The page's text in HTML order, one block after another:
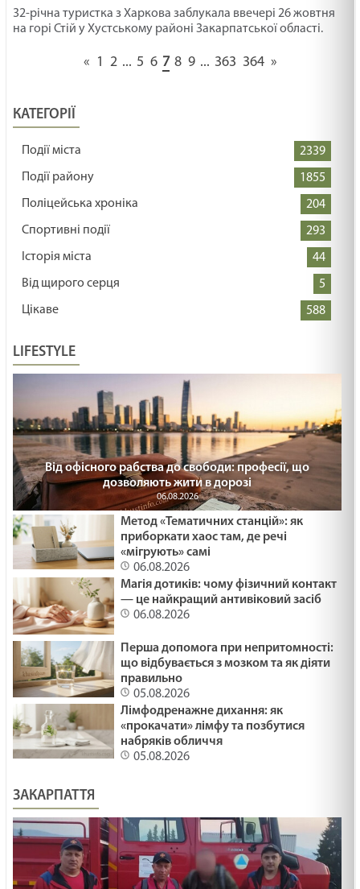
32-річна туристка з Харкова заблукала ввечері 26 жовтня
на горі Стій у Хустському районі Закарпатської області.
« 1 2 ... 5 6 7 8 9 ... 363 364 »
КАТЕГОРІЇ
Події міста
2339
Події району
1855
Поліцейська хроніка
204
Спортивні події
293
Історія міста
44
Від щирого серця
5
Цікаве
588
LIFESTYLE
Від офісного рабства до свободи: професії, що
дозволяють жити в дорозі
06.08.2026
Метод «Тематичних станцій»: як
приборкати хаос там, де речі
«мігрують» самі
06.08.2026
Магія дотиків: чому фізичний контакт
— це найкращий антивіковий засіб
06.08.2026
Перша допомога при непритомності:
що відбувається з мозком та як діяти
правильно
05.08.2026
Лімфодренажне дихання: як
«прокачати» лімфу та позбутися
набряків обличчя
05.08.2026
ЗАКАРПАТТЯ